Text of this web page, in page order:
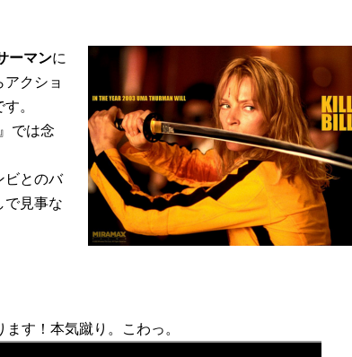
ーマンに
クショ
。
では念
ビとのバ
で見事な
ます！本気蹴り。こわっ。